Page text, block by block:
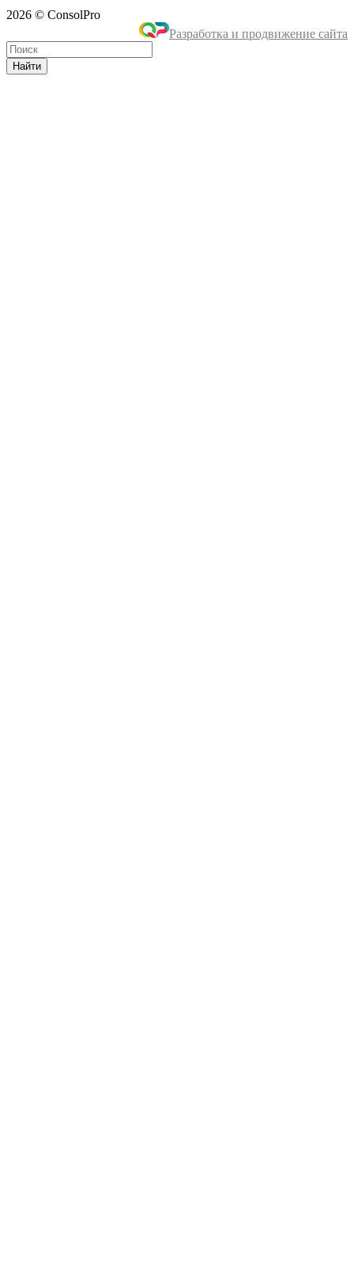
2026 © ConsolPro
Разработка и продвижение сайта
Найти